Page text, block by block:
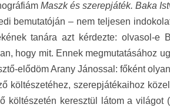
Maszk és szerepjáték. Baka
bemutatóján – nem teljesen
tanára azt kérdezte: olvasol-e
hogy mit. Ennek megmutatásához
elődöm Arany Jánossal: főként
költészetéhez, szerepjátékaihoz
költészetén keresztül látom a világot (